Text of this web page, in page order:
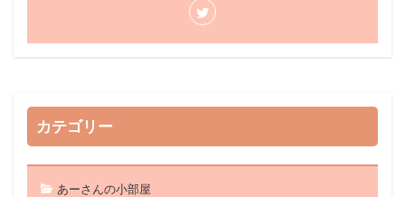
カテゴリー
あーさんの小部屋